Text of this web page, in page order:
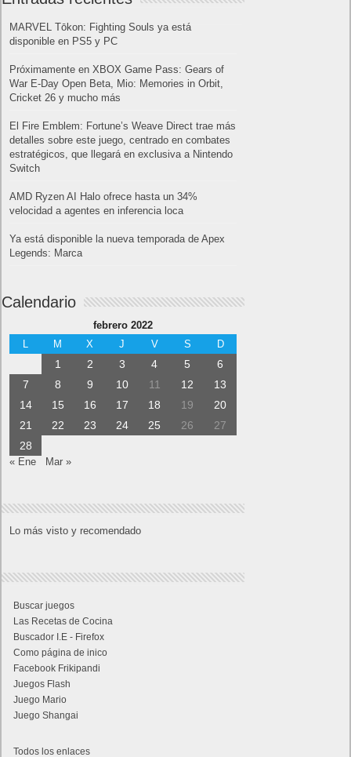
MARVEL Tōkon: Fighting Souls ya está
disponible en PS5 y PC
Próximamente en XBOX Game Pass: Gears of
War E-Day Open Beta, Mio: Memories in Orbit,
Cricket 26 y mucho más
El Fire Emblem: Fortune’s Weave Direct trae más
detalles sobre este juego, centrado en combates
estratégicos, que llegará en exclusiva a Nintendo
Switch
AMD Ryzen AI Halo ofrece hasta un 34%
velocidad a agentes en inferencia loca
Ya está disponible la nueva temporada de Apex
Legends: Marca
Calendario
febrero 2022
L
M X J V S D
1 2 3 4 5
6
7
8 9 10 11 12
13
14
15 16 17 18 19
20
21
22 23 24 25 26
27
28
« Ene Mar »
Lo más visto y recomendado
Buscar juegos
Las Recetas de Cocina
Buscador I.E - Firefox
Como página de inico
Facebook Frikipandi
Juegos Flash
Juego Mario
Juego Shangai
Todos los enlaces